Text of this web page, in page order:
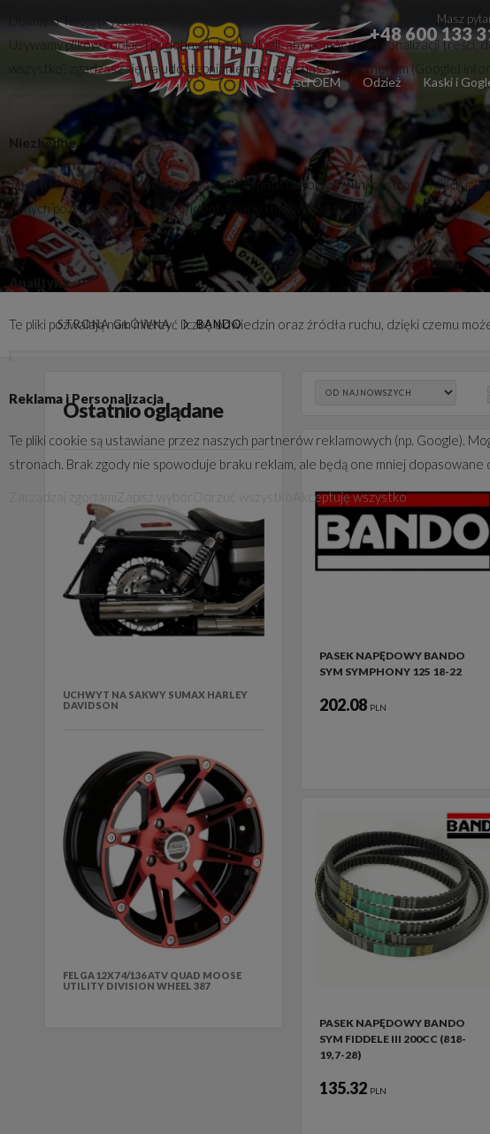
Masz
+48 600 133
Części zamienne Części OEM Odzież Kaski i
STRONA GŁÓWNA BANDO
Ostatnio oglądane
UCHWYT NA SAKWY SUMAX HARLEY
DAVIDSON
FELGA 12X7 4/136 ATV QUAD MOOSE
UTILITY DIVISION WHEEL 387
PASEK NAPĘDOWY BANDO
SYM SYMPHONY 125 18-22
202.08 PLN
PASEK NAPĘDOWY BANDO
SYM FIDDELE III 200CC (818-
19,7-28)
135.32 PLN
Dbamy o Twoją prywatność
Używamy plików cookie i podobnych technologii, aby pomóc w personalizacji
wszystko”, zgadzasz się na udostępnianie nam oraz naszym partnerom (Google)
Niezbędne
Te pliki cookie są kluczowe dla zapewnienia podstawowych funkcji strony, takich
danych pozwalających na Twoją identyfikację i nie wymagają Twojej zgody.
Analityka
Te pliki pozwalają nam mierzyć liczbę odwiedzin oraz źródła ruchu, dzięki czemu
Reklama i Personalizacja
Te pliki cookie są ustawiane przez naszych partnerów reklamowych (np. Google).
stronach. Brak zgody nie spowoduje braku reklam, ale będą one mniej dopasowane
Zarządzaj zgodami Akceptuję wszystko